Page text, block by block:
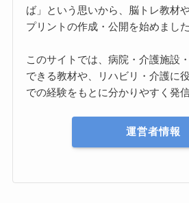
ば」という思いから、脳トレ教材
プリントの作成・公開を始めました
このサイトでは、病院・介護施設
できる教材や、リハビリ・介護に
での経験をもとに分かりやすく発
運営者情報